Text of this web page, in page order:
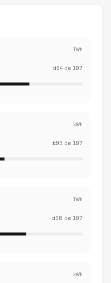
TWh
#64 de 197
kWh
#93 de 197
TWh
#68 de 197
kWh